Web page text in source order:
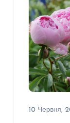
10 Червня,